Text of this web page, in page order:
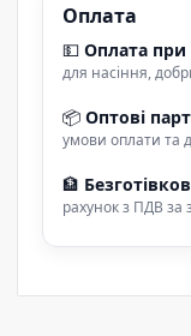
Оплата
💵 Оплата при
для насіння,
📦 Оптові
умови оплати та
🏦
рахунок з ПДВ за